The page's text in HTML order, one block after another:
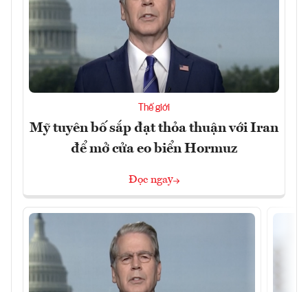
Thế giới
Mỹ tuyên bố sắp đạt thỏa thuận với Iran
để mở cửa eo biển Hormuz
Đọc ngay